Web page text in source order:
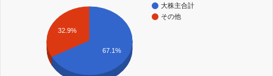
大株主合計
その他
32.9%
67.1%